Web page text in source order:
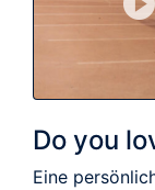
Do you
Eine